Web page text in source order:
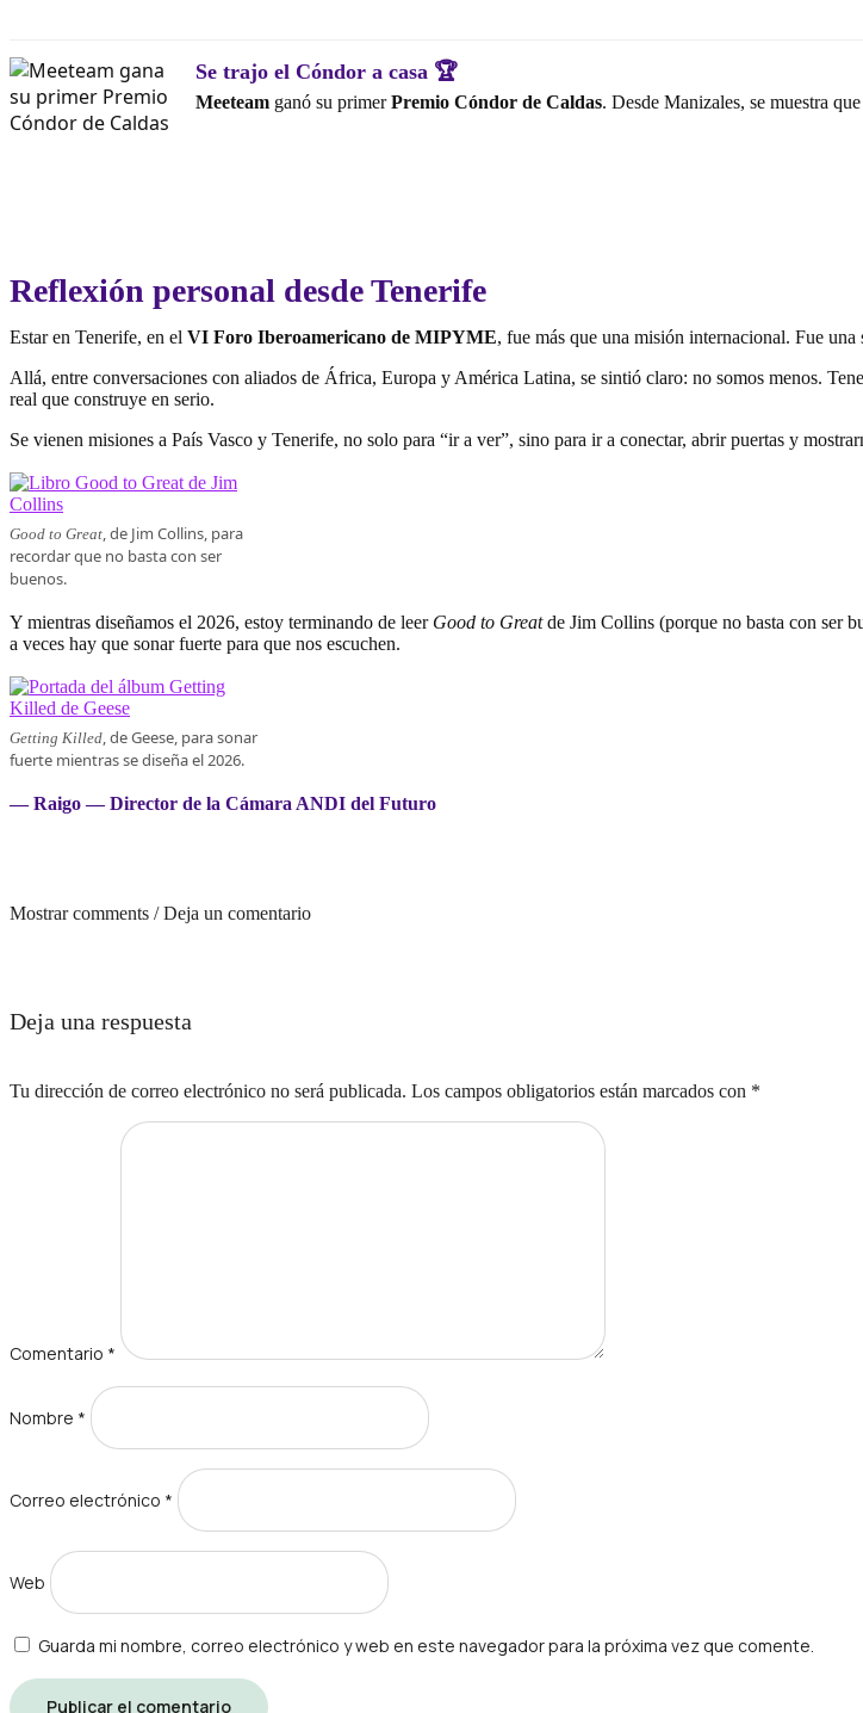
Se trajo el Cóndor a casa 🏆
Meeteam ganó su primerPremio Cóndor de Caldas. Desde Manizales, se muestra
Reflexión personal desde Tenerife
Estar en Tenerife, en el VI Foro Iberoamericano de MIPYME, fue más que una misión internacional. Fue una
Allá, entre conversaciones con aliados de África, Europa y América Latina, se sintió claro: no somos menos.
real que construye en serio.
Se vienen misiones a País Vasco y Tenerife, no solo para “ir a ver”, sino para ir a conectar, abrir puertas y
Good to Great, de Jim Collins, para
recordar que no basta con ser
buenos.
Y mientras diseñamos el 2026, estoy terminando de leer Good to Greatde Jim Collins (porque no basta con ser
a veces hay que sonar fuerte para que nos escuchen.
Getting Killed, de Geese, para sonar
fuerte mientras se diseña el 2026.
— Raigo — Director de la Cámara ANDI del Futuro
Mostrar comments / Deja un comentario
Deja una respuesta
Tu dirección de correo electrónico no será publicada. Los campos obligatorios están marcados con *
Comentario *
Nombre *
Correo electrónico *
Web
Guarda mi nombre, correo electrónico y web en este navegador para la próxima vez que comente.